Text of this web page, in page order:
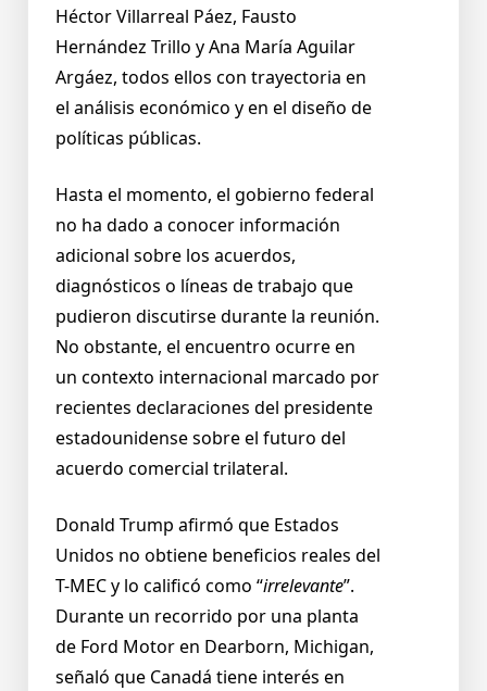
Héctor Villarreal Páez, Fausto
Hernández Trillo y Ana María Aguilar
Argáez, todos ellos con trayectoria en
el análisis económico y en el diseño de
políticas públicas.
Hasta el momento, el gobierno federal
no ha dado a conocer información
adicional sobre los acuerdos,
diagnósticos o líneas de trabajo que
pudieron discutirse durante la reunión.
No obstante, el encuentro ocurre en
un contexto internacional marcado por
recientes declaraciones del presidente
estadounidense sobre el futuro del
acuerdo comercial trilateral.
Donald Trump afirmó que Estados
Unidos no obtiene beneficios reales del
T-MEC y lo calificó como “irrelevante”.
Durante un recorrido por una planta
de Ford Motor en Dearborn, Michigan,
señaló que Canadá tiene interés en